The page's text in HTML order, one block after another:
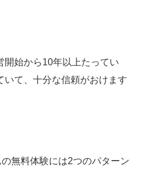
開始から10年以上たってい
いて、十分な信頼がおけます
無料体験には2つのパターン